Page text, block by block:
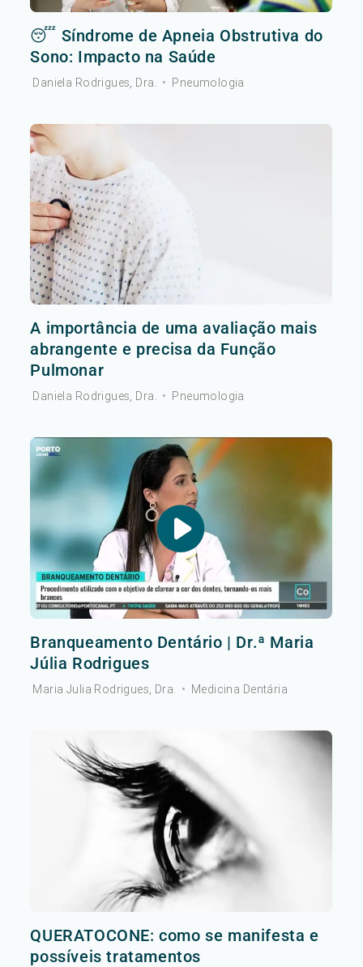
😴 Síndrome de Apneia Obstrutiva do
Sono: Impacto na Saúde
Daniela Rodrigues, Dra. • Pneumologia
A importância de uma avaliação mais
abrangente e precisa da Função
Pulmonar
Daniela Rodrigues, Dra. • Pneumologia
Branqueamento Dentário | Dr.ª Maria
Júlia Rodrigues
Maria Julia Rodrigues, Dra. • Medicina Dentária
QUERATOCONE: como se manifesta e
possíveis tratamentos